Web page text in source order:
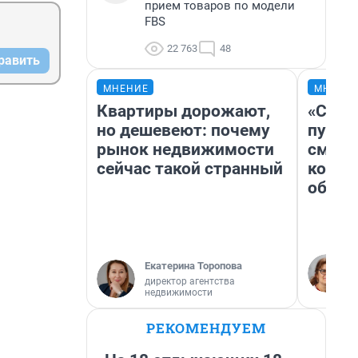
прием товаров по модели
FBS
22 763 48
МНЕНИЕ
Квартиры дорожают,
но дешевеют: почему
рынок недвижимости
сейчас такой странный
Екатерина Торопова
директор агентства
недвижимости
РЕКОМЕНДУЕМ